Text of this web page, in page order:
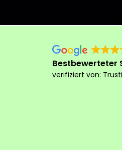
Bestbewerteter
verifiziert von: